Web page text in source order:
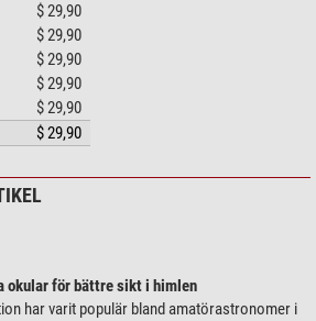
$ 29,90
$ 29,90
$ 29,90
$ 29,90
$ 29,90
$ 29,90
okular för bättre sikt i himlen
har varit populär bland amatörastronomer i